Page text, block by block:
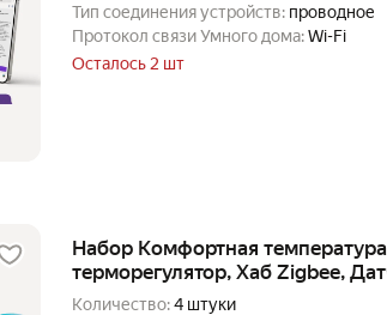
Тип соединения устройств: проводное
Протокол связи Умного дома:Wi-Fi
Осталось 2 шт
Набор Комфортная
терморегулятор, Хаб Zigbee,
Zigbee, Детский светильник)
Количество:4 штуки